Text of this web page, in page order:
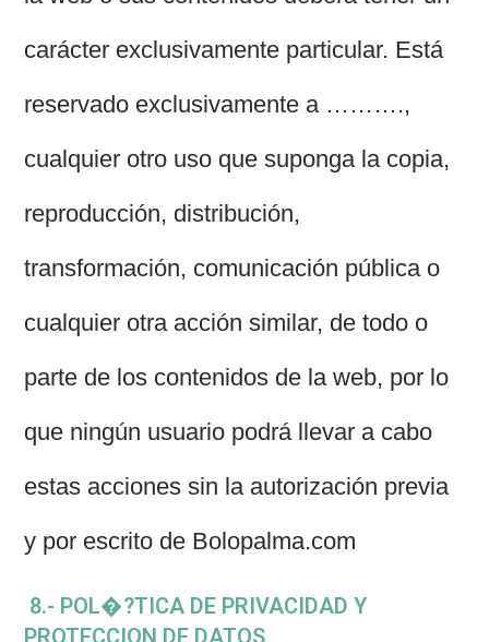
carácter exclusivamente particular. Está
reservado exclusivamente a ……….,
cualquier otro uso que suponga la copia,
reproducción, distribución,
transformación, comunicación pública o
cualquier otra acción similar, de todo o
parte de los contenidos de la web, por lo
que ningún usuario podrá llevar a cabo
estas acciones sin la autorización previa
y por escrito de Bolopalma.com
8.- POL�?TICA DE PRIVACIDAD Y
PROTECCION DE DATOS